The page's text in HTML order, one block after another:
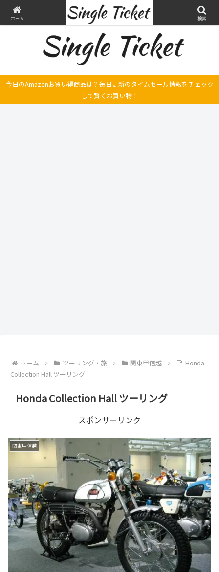
ヤマハ SRX250とFilano115、スバル エクシーガの整備・修理そして旅の記録
今日のAmazonお買い得商品は？毎日更新のタイムセール情報をチェック
して賢くお買い物！
ホーム ツーリング・旅 関東甲信越
Honda
Collection Hall ツーリング
Honda Collection Hall ツーリング
スポンサーリンク
関東甲信越
ホーム 検索